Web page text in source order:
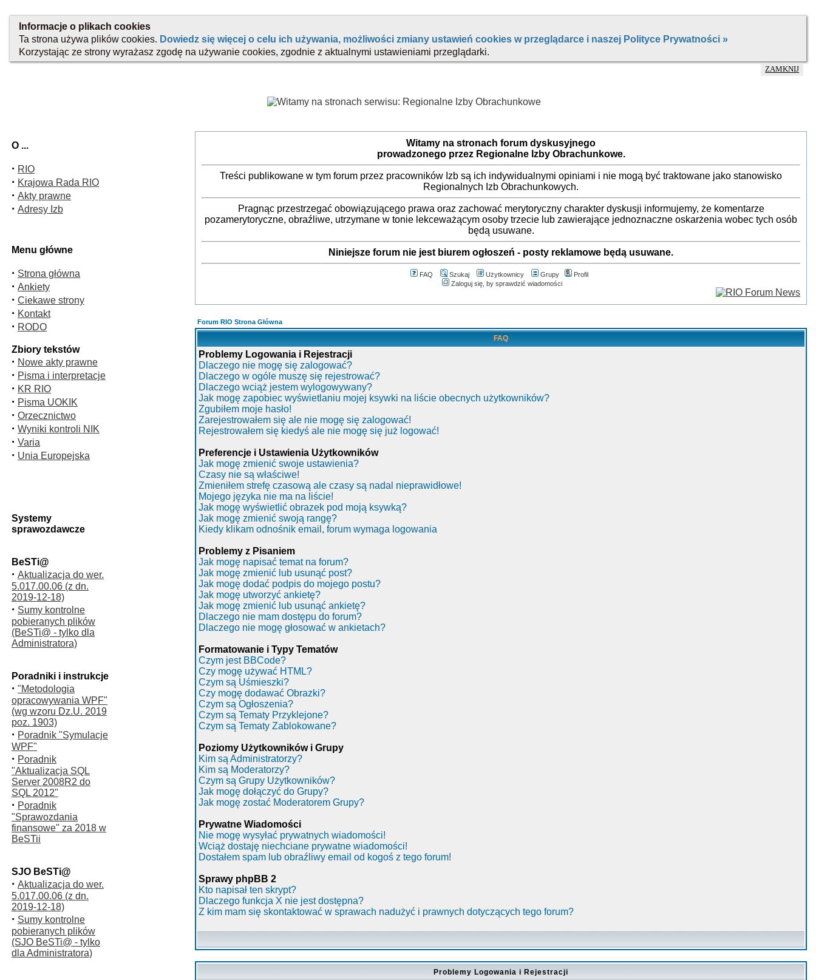
ZAMKNIJ
O ...
· RIO
· Krajowa Rada RIO
· Akty prawne
· Adresy Izb
Menu główne
· Strona główna
· Ankiety
· Ciekawe strony
· Kontakt
· RODO
Zbiory tekstów
· Nowe akty prawne
· Pisma i interpretacje
· KR RIO
· Pisma UOKIK
· Orzecznictwo
· Wyniki kontroli NIK
· Varia
· Unia Europejska
Systemy
sprawozdawcze
BeSTi@
· Aktualizacja do wer.
5.017.00.06 (z dn.
2019-12-18)
· Sumy kontrolne
pobieranych plików
(BeSTi@ - tylko dla
Administratora)
Poradniki i instrukcje
· "Metodologia
opracowywania WPF"
(wg wzoru Dz.U. 2019
poz. 1903)
· Poradnik "Symulacje
WPF"
· Poradnik
"Aktualizacja SQL
Server 2008R2 do
SQL 2012"
· Poradnik
"Sprawozdania
finansowe" za 2018 w
BeSTii
SJO BeSTi@
· Aktualizacja do wer.
5.017.00.06 (z dn.
2019-12-18)
· Sumy kontrolne
pobieranych plików
(SJO BeSTi@ - tylko
dla Administratora)
Witamy na stronach forum dyskusyjnego
prowadzonego przez Regionalne Izby Obrachunkowe.
Treści publikowane w tym forum przez pracowników Izb są ich indywidualnymi opiniami i nie mogą być traktowane jako stanowisko
Regionalnych Izb Obrachunkowych.
Pragnąc przestrzegać obowiązującego prawa oraz zachować merytoryczny charakter dyskusji informujemy, że komentarze
pozamerytoryczne, obraźliwe, utrzymane w tonie lekceważącym osoby trzecie lub zawierające jednoznaczne oskarżenia wobec tych osób
będą usuwane.
Niniejsze forum nie jest biurem ogłoszeń - posty reklamowe będą usuwane.
FAQ Szukaj Użytkownicy Grupy
Profil
Zaloguj się, by sprawdzić wiadomości
Forum RIO Strona Główna
FAQ
Problemy Logowania i Rejestracji
Dlaczego nie mogę się zalogować?
Dlaczego w ogóle muszę się rejestrować?
Dlaczego wciąż jestem wylogowywany?
Jak mogę zapobiec wyświetlaniu mojej ksywki na liście obecnych użytkowników?
Zgubiłem moje hasło!
Zarejestrowałem się ale nie mogę się zalogować!
Rejestrowałem się kiedyś ale nie mogę się już logować!
Preferencje i Ustawienia Użytkowników
Jak mogę zmienić swoje ustawienia?
Czasy nie są właściwe!
Zmieniłem strefę czasową ale czasy są nadal nieprawidłowe!
Mojego języka nie ma na liście!
Jak mogę wyświetlić obrazek pod moją ksywką?
Jak mogę zmienić swoją rangę?
Kiedy klikam odnośnik email, forum wymaga logowania
Problemy z Pisaniem
Jak mogę napisać temat na forum?
Jak mogę zmienić lub usunąć post?
Jak mogę dodać podpis do mojego postu?
Jak mogę utworzyć ankietę?
Jak mogę zmienić lub usunąć ankietę?
Dlaczego nie mam dostępu do forum?
Dlaczego nie mogę głosować w ankietach?
Formatowanie i Typy Tematów
Czym jest BBCode?
Czy mogę używać HTML?
Czym są Uśmieszki?
Czy mogę dodawać Obrazki?
Czym są Ogłoszenia?
Czym są Tematy Przyklejone?
Czym są Tematy Zablokowane?
Poziomy Użytkowników i Grupy
Kim są Administratorzy?
Kim są Moderatorzy?
Czym są Grupy Użytkowników?
Jak mogę dołączyć do Grupy?
Jak mogę zostać Moderatorem Grupy?
Prywatne Wiadomości
Nie mogę wysyłać prywatnych wiadomości!
Wciąż dostaję niechciane prywatne wiadomości!
Dostałem spam lub obraźliwy email od kogoś z tego forum!
Sprawy phpBB 2
Kto napisał ten skrypt?
Dlaczego funkcja X nie jest dostępna?
Z kim mam się skontaktować w sprawach nadużyć i prawnych dotyczących tego forum?
Problemy Logowania i Rejestracji